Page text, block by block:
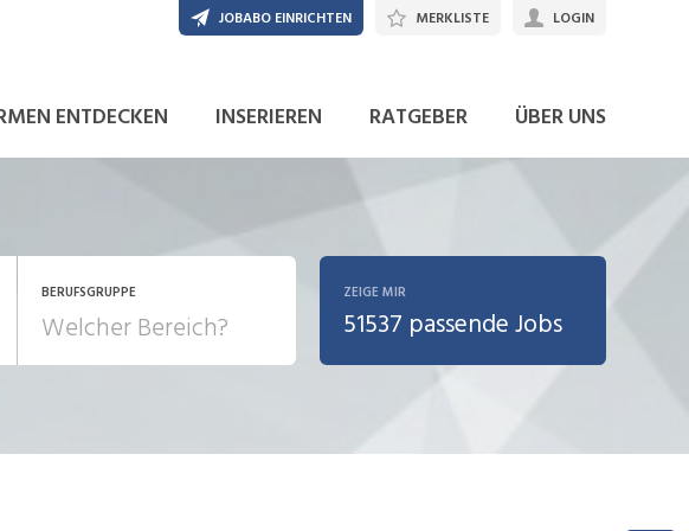
ENTDECKEN INSERIEREN RATGEBER ÜBER UNS
JOBABO EINRICHTEN MERKLISTE LOGIN
BERUFSGRUPPE ZEIGE MIR
51537 passende Jobs
JETZT BEWERBEN